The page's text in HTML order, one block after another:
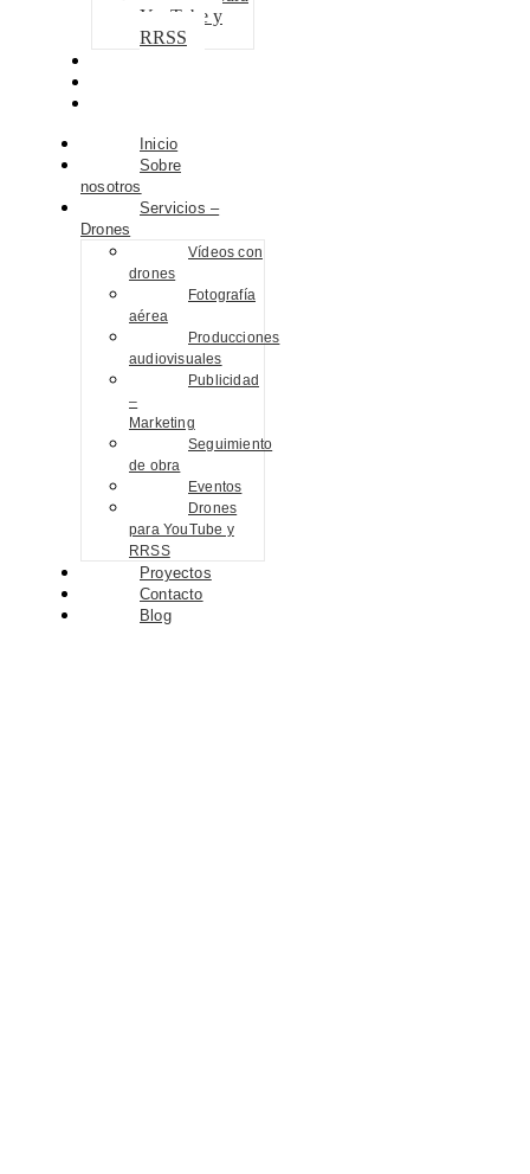
YouTube y
RRSS
Inicio
Sobre
nosotros
Servicios –
Drones
Vídeos con
drones
Fotografía
aérea
Producciones
audiovisuales
Publicidad
–
Marketing
Seguimiento
de obra
Eventos
Drones
para YouTube y
RRSS
Proyectos
Contacto
Blog